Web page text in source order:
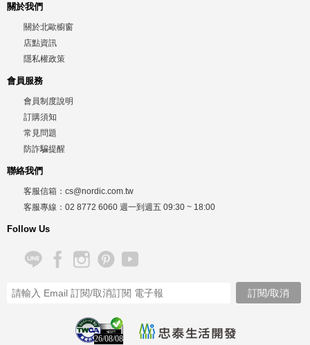
關於我們
關於北歐櫥窗
店點資訊
隱私權政策
會員服務
會員制度說明
訂購須知
常見問題
防詐騙提醒
聯絡我們
客服信箱： cs@nordic.com.tw
客服專線： 02 8772 6060 週一到週五 09:30 ~ 18:00
Follow Us
26/08/08